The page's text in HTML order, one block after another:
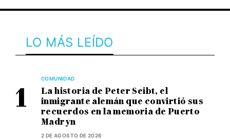
LO MÁS LEÍDO
COMUNIDAD
La historia de Peter Seibt, el
inmigrante alemán que convirtió sus
recuerdos en la memoria de Puerto
Madryn
2 DE AGOSTO DE 2026